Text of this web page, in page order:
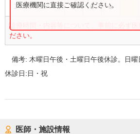
14:00〜18:00 ● ● ●
診療時間・内容等について、事前に必ず医
ださい。
医療機関に直接ご確認ください。
備考: 木曜日午後・土曜日午後休診。日曜
休診日:日・祝
医師・施設情報